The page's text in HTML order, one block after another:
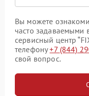
Вы можете
часто задаваемыми
сервисный центр
телефону+7 (844)
свой вопрос.